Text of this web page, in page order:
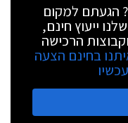
הגעתם למקום
ייעוץ חינם,
הרכישה
בחינם הצעה